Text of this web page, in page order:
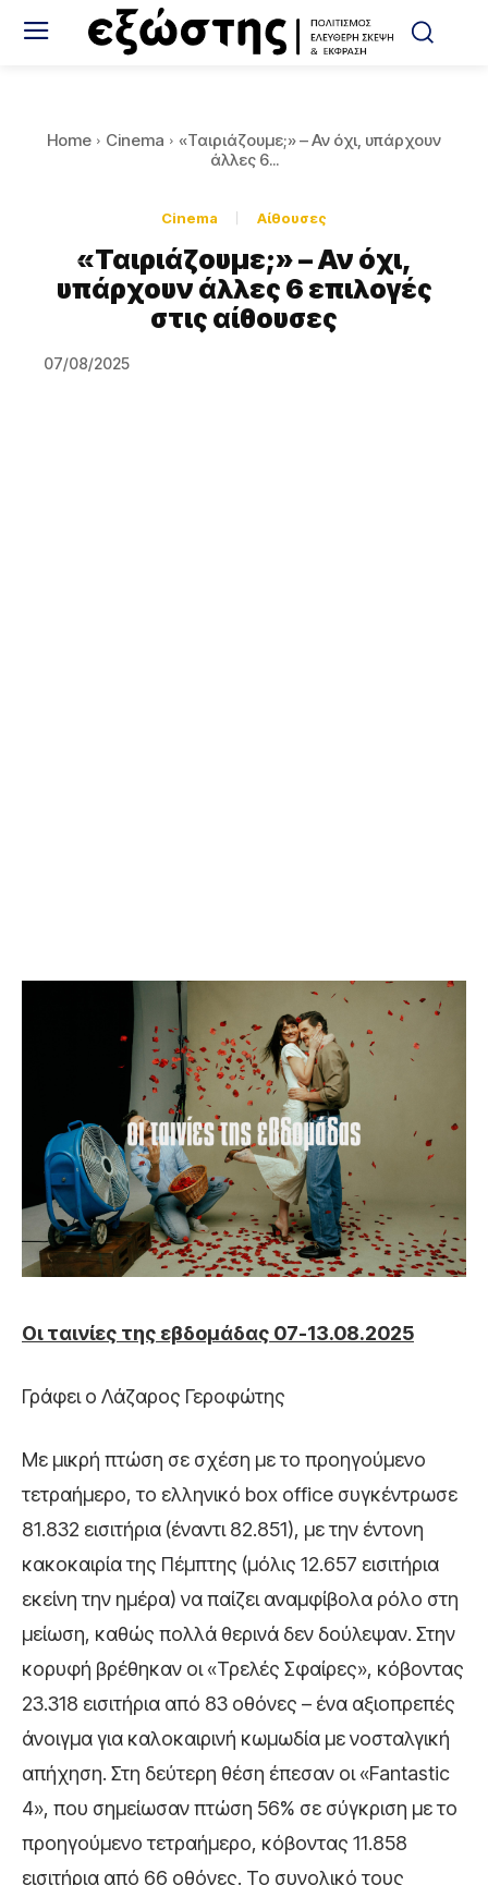
Home Cinema
«Ταιριάζουμε;» – Αν όχι, υπάρχουν
άλλες 6...
Cinema Αίθουσες
«Ταιριάζουμε;» – Αν όχι,
υπάρχουν άλλες 6 επιλογές
στις αίθουσες
07/08/2025
Οι ταινίες της εβδομάδας 07-13.08.2025
Γράφει ο Λάζαρος Γεροφώτης
Με μικρή πτώση σε σχέση με το προηγούμενο
τετραήμερο, το ελληνικό box office συγκέντρωσε
81.832 εισιτήρια (έναντι 82.851), με την έντονη
κακοκαιρία της Πέμπτης (μόλις 12.657 εισιτήρια
εκείνη την ημέρα) να παίζει αναμφίβολα ρόλο στη
μείωση, καθώς πολλά θερινά δεν δούλεψαν. Στην
κορυφή βρέθηκαν οι «Τρελές Σφαίρες», κόβοντας
23.318 εισιτήρια από 83 οθόνες – ένα αξιοπρεπές
άνοιγμα για καλοκαιρινή κωμωδία με νοσταλγική
απήχηση. Στη δεύτερη θέση έπεσαν οι «Fantastic
4», που σημείωσαν πτώση 56% σε σύγκριση με το
προηγούμενο τετραήμερο, κόβοντας 11.858
εισιτήρια από 66 οθόνες. Το συνολικό τους